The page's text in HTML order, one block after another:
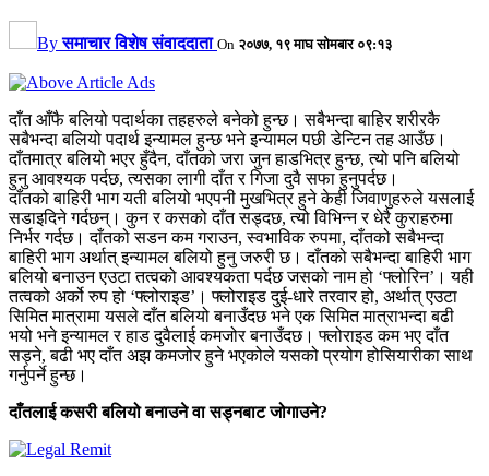
Byसमाचार विशेष संवाददाता On २०७७, १९ माघ सोमबार ०९:१३
दाँत आँफै बलियो पदार्थका तहहरुले बनेको हुन्छ। सबैभन्दा बाहिर शरीरकै
सबैभन्दा बलियो पदार्थ इन्यामल हुन्छ भने इन्यामल पछी डेन्टिन तह आउँछ।
दाँतमात्र बलियो भएर हुँदैन, दाँतको जरा जुन हाडभित्र हुन्छ, त्यो पनि बलियो
हुनु आवश्यक पर्दछ, त्यसका लागी दाँत र गिजा दुवै सफा हुनुपर्दछ।
दाँतको बाहिरी भाग यती बलियो भएपनी मुखभित्र हुने केही जिवाणुहरुले यसलाई
सडाइदिने गर्दछन्। कुन र कसको दाँत सड्दछ, त्यो विभिन्न र धेरै कुराहरुमा
निर्भर गर्दछ। दाँतको सडन कम गराउन, स्वभाविक रुपमा, दाँतको सबैभन्दा
बाहिरी भाग अर्थात् इन्यामल बलियो हुनु जरुरी छ। दाँतको सबैभन्दा बाहिरी भाग
बलियो बनाउन एउटा तत्वको आवश्यकता पर्दछ जसको नाम हो ‘फ्लोरिन’। यही
तत्वको अर्को रुप हो ‘फ्लोराइड’। फ्लोराइड दुई-धारे तरवार हो, अर्थात् एउटा
सिमित मात्रामा यसले दाँत बलियो बनाउँदछ भने एक सिमित मात्राभन्दा बढी
भयो भने इन्यामल र हाड दुवैलाई कमजोर बनाउँदछ। फ्लोराइड कम भए दाँत
सड्ने, बढी भए दाँत अझ कमजोर हुने भएकोले यसको प्रयोग होसियारीका साथ
गर्नुपर्ने हुन्छ।
दाँतलाई कसरी बलियो बनाउने वा सड्नबाट जोगाउने?